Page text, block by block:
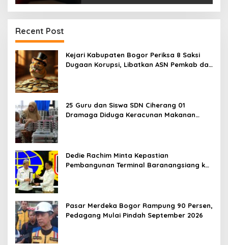
Recent Post
Kejari Kabupaten Bogor Periksa 8 Saksi
Dugaan Korupsi, Libatkan ASN Pemkab dan
25 Guru dan Siswa SDN Ciherang 01
Dramaga Diduga Keracunan Makanan
Dedie Rachim Minta Kepastian
Pembangunan Terminal Baranangsiang ke
Pasar Merdeka Bogor Rampung 90 Persen,
Pedagang Mulai Pindah September 2026